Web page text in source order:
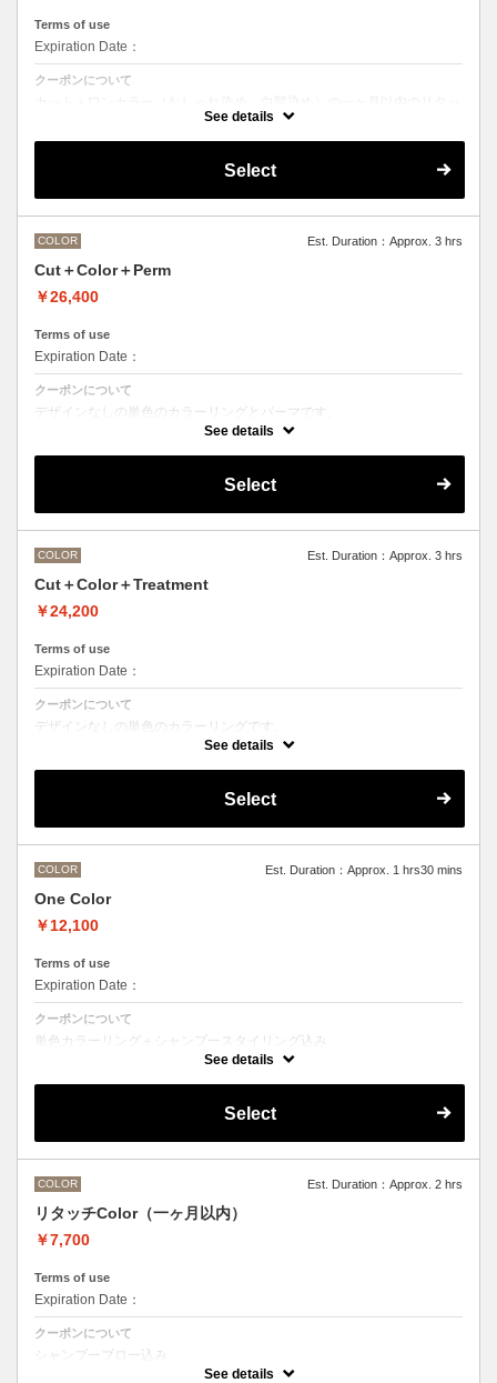
Terms of use
Expiration Date：
クーポンについて
See details
Select
COLOR Est. Duration：Approx. 3 hrs
Cut＋Color＋Perm
￥26,400
Terms of use
Expiration Date：
クーポンについて
デザインなしの単色のカラーリングとパーマです。
マ、ツイストパーマなどをご希望の方は最終受付時間が変わるため、別
●カラーリングは髪の長さにより別途ロング料金を頂戴いたします。
See details
Select
COLOR Est. Duration：Approx. 3 hrs
Cut＋Color＋Treatment
￥24,200
Terms of use
Expiration Date：
クーポンについて
デザインなしの単色のカラーリングです。
●マイクロバブルシャンプー込み
トリートメントは髪質の合わせてご提案させていただいておりますの
●髪の長さにより別途ロング料金を頂戴いたします。
●ハイライト、ブリーチ、ポイントカラーなどデザインカラーをご希望
の場合、別メニューを追加でお選びください。
See details
Select
COLOR Est. Duration：Approx. 1 hrs30 mins
One Color
￥12,100
Terms of use
Expiration Date：
クーポンについて
単色カラーリング＋シャンプースタイリング込み
M ¥＋1100 L¥＋1650 LL¥＋2200
の方は別のメニューをお選びください。
See details
Select
COLOR Est. Duration：Approx. 2 hrs
リタッチColor（一ヶ月以内）
￥7,700
Terms of use
Expiration Date：
クーポンについて
シャンプーブロー込み
ワンカラー（おしゃれ染め、白髪染め）の一ヶ月以内のリタッチメニュ
See details